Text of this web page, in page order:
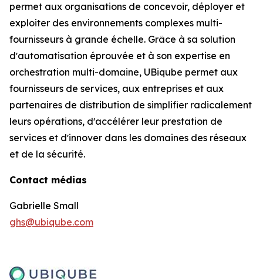
permet aux organisations de concevoir, déployer et
exploiter des environnements complexes multi-
fournisseurs à grande échelle. Grâce à sa solution
dʼautomatisation éprouvée et à son expertise en
orchestration multi-domaine, UBiqube permet aux
fournisseurs de services, aux entreprises et aux
partenaires de distribution de simplifier radicalement
leurs opérations, dʼaccélérer leur prestation de
services et dʼinnover dans les domaines des réseaux
et de la sécurité.
Contact médias
Gabrielle Small
ghs@ubiqube.com